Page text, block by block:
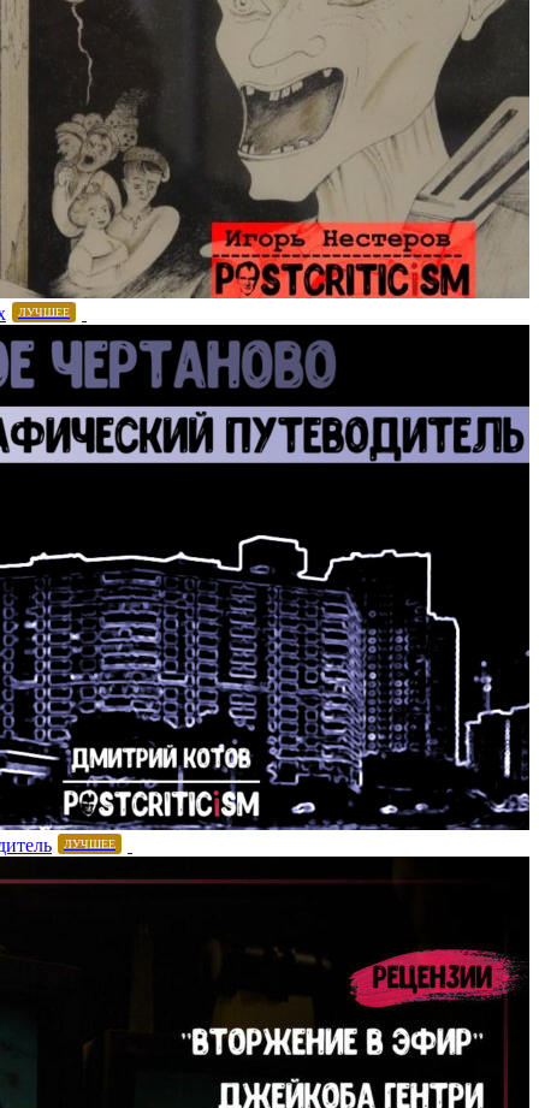
ЛУЧШЕЕ
ЛУЧШЕЕ